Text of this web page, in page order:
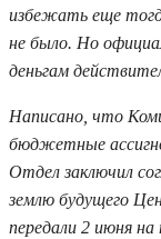
избежать еще
не было. Но
деньгам
Написано, что
бюджетные
Отдел заключил
землю будущего
передали 2 июня на